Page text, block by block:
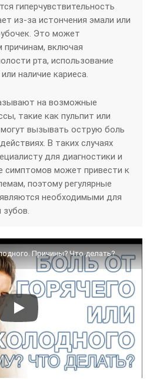
гиперчувствительность
из-за истончения эмали или
Это может
причинам, включая
рта, использование
наличие кариеса.
на возможные
такие как пульпит или
вызывать острую боль
В таких случаях
для диагностики и
симптомов может привести к
поэтому регулярные
необходимыми для
Причины? Что делать?